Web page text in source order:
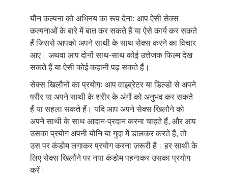
यौन कल्पना को अभिनय का रूप देनाः आप ऐसी सेक्स
कल्पनाओं के बारे में बात कर सकते हैं या ऐसे कार्य कर सकते
हैं जिससे आपको अपने साथी के साथ सेक्स करने का विचार
आए। अथवा आप दोनों साथ-साथ कोई उत्तेजक फिल्म देख
सकते हैं या ऐसी कोई कहानी पढ़ सकते हैं।
सेक्स खिलौनों का प्रयोगः आप वाइब्रेटर या डिल्डो से अपने
षरीर या अपने साथी के शरीर के अंगों को अनुभव कर सकते
हैं या सहला सकते हैं। यदि आप अपने सेक्स खिलौने को
अपने साथी के साथ आदान-प्रदान करना चाहते हैं, और आप
उसका प्रयोग अपनी योनि या गुदा में डालकर करते हैं, तो
उस पर कंडोम लगाकर प्रयोग करना ज़रूरी है। हर साथी के
लिए सेक्स खिलौने पर नया कंडोम पहनाकर उसका प्रयोग
करें।